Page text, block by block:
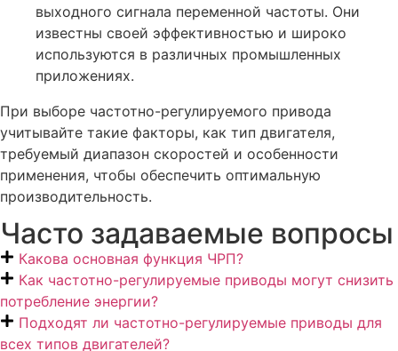
выходного сигнала переменной частоты. Они
известны своей эффективностью и широко
используются в различных промышленных
приложениях.
При выборе частотно-регулируемого привода
учитывайте такие факторы, как тип двигателя,
требуемый диапазон скоростей и особенности
применения, чтобы обеспечить оптимальную
производительность.
Часто задаваемые вопросы
Какова основная функция ЧРП?
Как частотно-регулируемые приводы могут снизить
потребление энергии?
Подходят ли частотно-регулируемые приводы для
всех типов двигателей?